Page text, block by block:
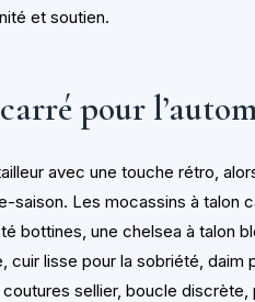
et soutien.
pour
avec une touche rétro,
saison. Les mocassins à talon
bottines, une chelsea à talon
lisse pour la sobriété, daim
sellier, boucle